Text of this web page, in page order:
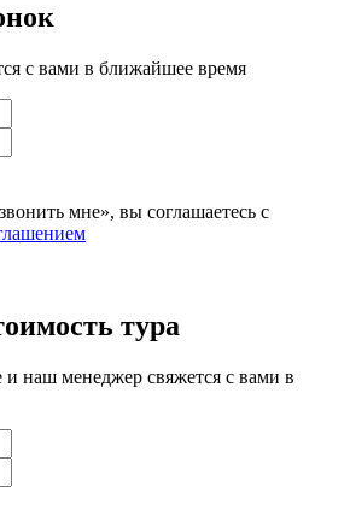
с вами в ближайшее время
мне», вы соглашаетесь с
тура
наш менеджер свяжется с вами в